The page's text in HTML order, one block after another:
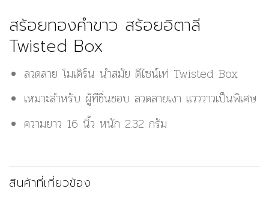
สร้อยทองคำขาว สร้อยอิตาลี
Twisted Box
ลวดลาย โมเดิร์น นำสมัย ดีไซน์เท่ Twisted Box
เหมาะสำหรับ ผู้ทีชื่นชอบ ลวดลายเงา แวววาวเป็นพิเศษ
ความยาว 16 นิ้ว หนัก 2.32 กรัม
สินค้าที่เกี่ยวข้อง